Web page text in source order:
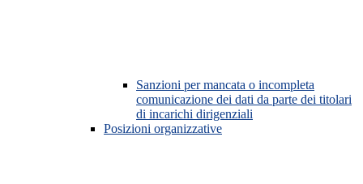
Sanzioni per mancata o incompleta
comunicazione dei dati da parte dei titolari
di incarichi dirigenziali
Posizioni organizzative